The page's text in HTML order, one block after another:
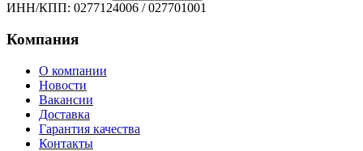
ИНН/КПП: 0277124006 / 027701001
Компания
О компании
Новости
Вакансии
Доставка
Гарантия качества
Контакты